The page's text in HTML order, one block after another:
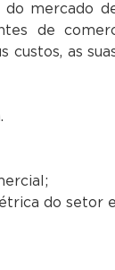
do mercado
de
as
do setor